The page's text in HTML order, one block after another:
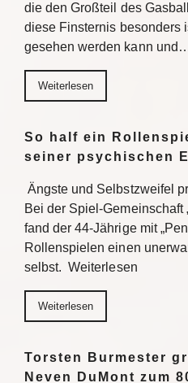
die den Großteil des
diese Finsternis besonders
gesehen werden kann
Weiterlesen
So half ein
seiner psychischen
Ängste und Selbstzweifel
Bei der Spiel-Gemeinschaft
fand der 44-Jährige mit
Rollenspielen einen
selbst. Weiterlesen
Weiterlesen
Torsten Burmester
Neven DuMont zum